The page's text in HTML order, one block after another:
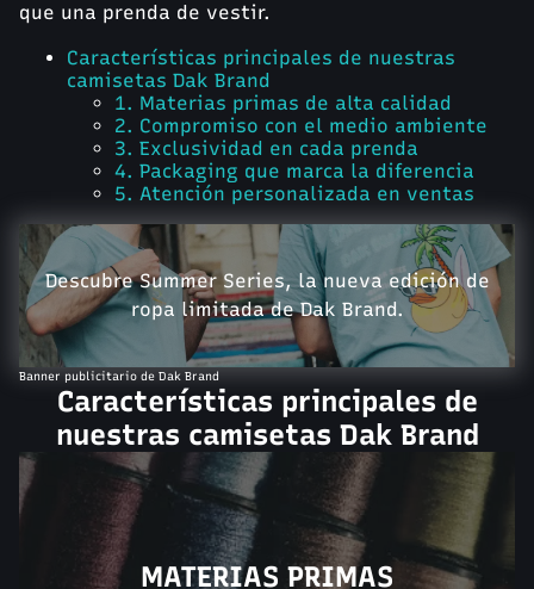
que una prenda de vestir.
Características principales de nuestras
camisetas Dak Brand
1. Materias primas de alta calidad
2. Compromiso con el medio ambiente
3. Exclusividad en cada prenda
4. Packaging que marca la diferencia
5. Atención personalizada en ventas
Descubre Summer Series, la nueva edición de
ropa limitada de Dak Brand.
Banner publicitario de Dak Brand
Características principales de
nuestras camisetas Dak Brand
MATERIAS PRIMAS